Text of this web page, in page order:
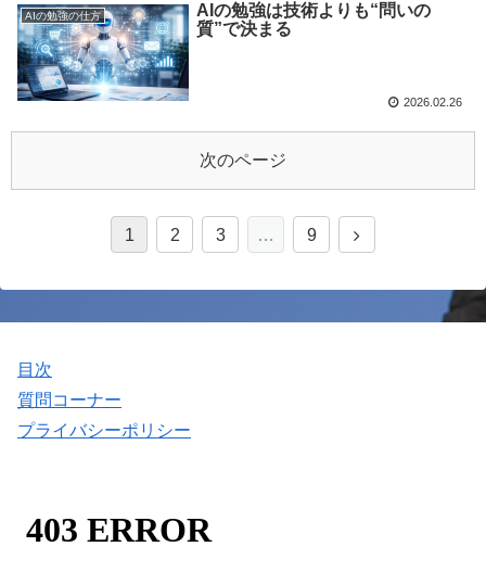
AIの勉強の仕方
AIの勉強は技術よりも“問いの
質”で決まる
2026.02.26
次のページ
1 2 3 … 9
目次
質問コーナー
プライバシーポリシー